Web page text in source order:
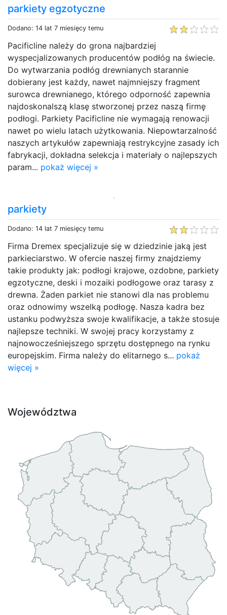
parkiety egzotyczne
Dodano: 14 lat 7 miesięcy temu
Pacificline należy do grona najbardziej
wyspecjalizowanych producentów podłóg na świecie.
Do wytwarzania podłóg drewnianych starannie
dobierany jest każdy, nawet najmniejszy fragment
surowca drewnianego, którego odporność zapewnia
najdoskonalszą klasę stworzonej przez naszą firmę
podłogi. Parkiety Pacificline nie wymagają renowacji
nawet po wielu latach użytkowania. Niepowtarzalność
naszych artykułów zapewniają restrykcyjne zasady ich
fabrykacji, dokładna selekcja i materiały o najlepszych
param... pokaż więcej »
parkiety
Dodano: 14 lat 7 miesięcy temu
Firma Dremex specjalizuje się w dziedzinie jaką jest
parkieciarstwo. W ofercie naszej firmy znajdziemy
takie produkty jak: podłogi krajowe, ozdobne, parkiety
egzotyczne, deski i mozaiki podłogowe oraz tarasy z
drewna. Żaden parkiet nie stanowi dla nas problemu
oraz odnowimy wszelką podłogę. Nasza kadra bez
ustanku podwyższa swoje kwalifikacje, a także stosuje
najlepsze techniki. W swojej pracy korzystamy z
najnowocześniejszego sprzętu dostępnego na rynku
europejskim. Firma należy do elitarnego s... pokaż
więcej »
Województwa